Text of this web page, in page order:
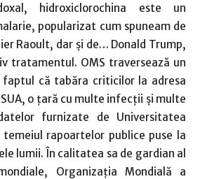
hidroxiclorochina este un
popularizat cum spuneam de
Raoult, dar şi de… Donald Trump,
tratamentul. OMS traversează un
că tabăra criticilor la adresa
o ţară cu multe infecţii şi multe
furnizate de Universitatea
temeiul rapoartelor publice puse la
lumii. În calitatea sa de gardian al
Organizaţia Mondială a